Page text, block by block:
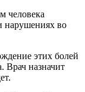
человека
нарушениях во
этих болей
Врач назначит